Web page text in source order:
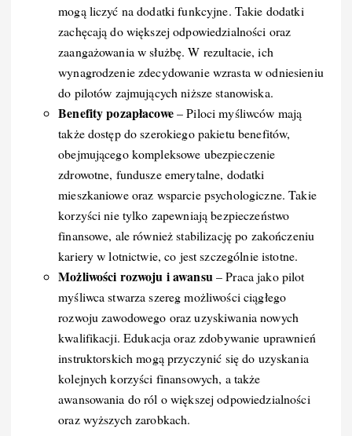
mogą liczyć na dodatki funkcyjne. Takie dodatki
zachęcają do większej odpowiedzialności oraz
zaangażowania w służbę. W rezultacie, ich
wynagrodzenie zdecydowanie wzrasta w odniesieniu
do pilotów zajmujących niższe stanowiska.
Benefity pozapłacowe– Piloci myśliwców mają
także dostęp do szerokiego pakietu benefitów,
obejmującego kompleksowe ubezpieczenie
zdrowotne, fundusze emerytalne, dodatki
mieszkaniowe oraz wsparcie psychologiczne. Takie
korzyści nie tylko zapewniają bezpieczeństwo
finansowe, ale również stabilizację po zakończeniu
kariery w lotnictwie, co jest szczególnie istotne.
Możliwości rozwoju i awansu– Praca jako pilot
myśliwca stwarza szereg możliwości ciągłego
rozwoju zawodowego oraz uzyskiwania nowych
kwalifikacji. Edukacja oraz zdobywanie uprawnień
instruktorskich mogą przyczynić się do uzyskania
kolejnych korzyści finansowych, a także
awansowania do ról o większej odpowiedzialności
oraz wyższych zarobkach.